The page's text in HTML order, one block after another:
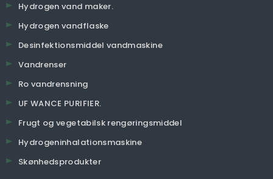
Hydrogen vand maker.
Hydrogen vandflaske
Desinfektionsmiddel vandmaskine
Vandrenser
Ro vandrensning
UF WANCE PURIFIER.
Frugt og vegetabilsk rengøringsmiddel
Hydrogeninhalationsmaskine
Skønhedsprodukter